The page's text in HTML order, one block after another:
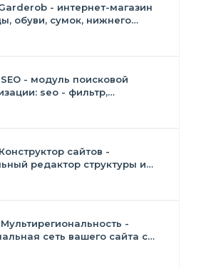
- интернет-магазин
обуви, сумок, нижнего
SEO - модуль поисковой
seo - фильтр,
сайтов -
редактор структуры и
Мультирегиональность -
сеть вашего сайта с